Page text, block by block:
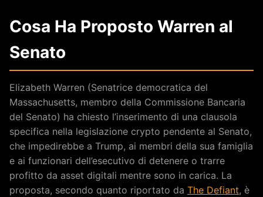
Cosa Ha Proposto Warren al
Senato
Elizabeth Warren (Senatrice democratica del
Massachusetts, membro della Commissione Bancaria
del Senato) ha chiesto l’inserimento di una clausola
specifica nella legislazione crypto pendente al Senato,
che impedirebbe a Trump, ai membri della sua famiglia
e ai funzionari dell’esecutivo di detenere o trarre
profitto da asset digitali mentre sono in carica. La
proposta, secondo quanto riportato da The Defiant, è